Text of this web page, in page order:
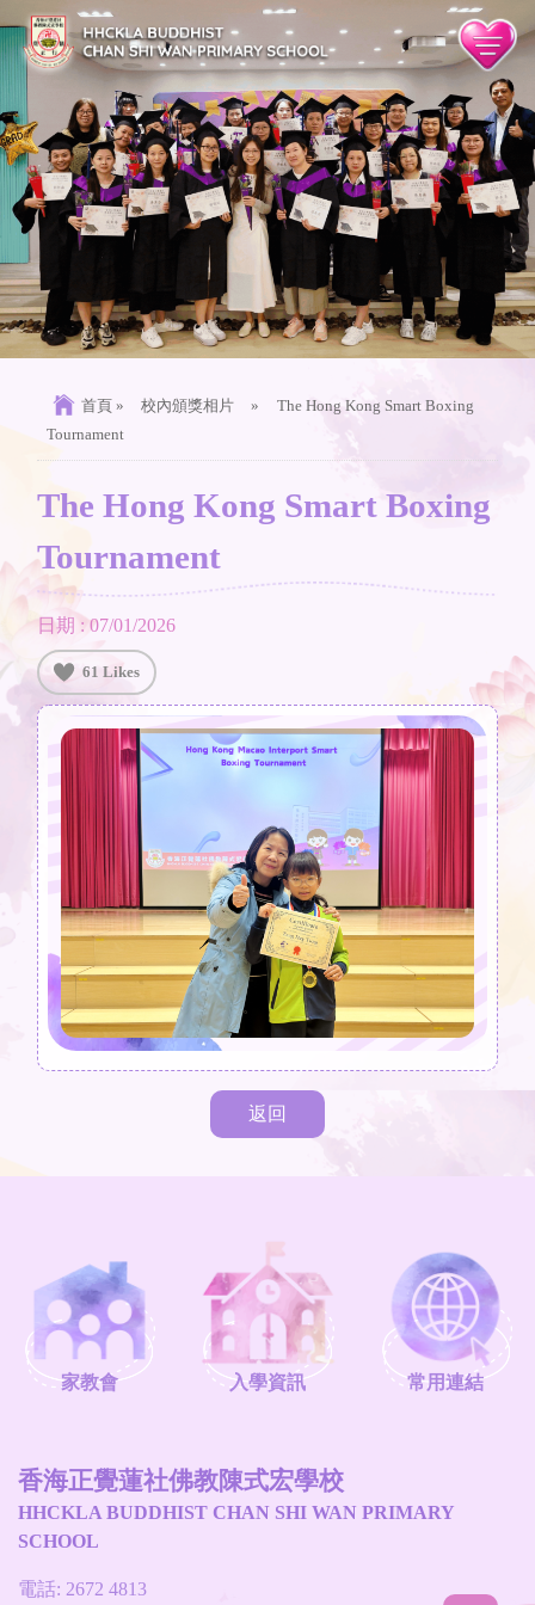
首頁 » 校內頒獎相片 »
The Hong Kong Smart Boxing
Tournament
The Hong Kong Smart Boxing
Tournament
日期 : 07/01/2026
61 Likes
返回
家教會 入學資訊 常用連結
香海正覺蓮社佛教陳式宏學校
HHCKLA BUDDHIST CHAN SHI WAN PRIMARY
SCHOOL
電話: 2672 4813